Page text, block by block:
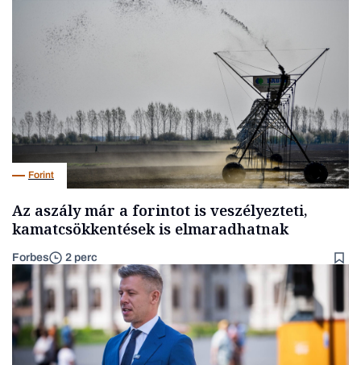
Forint
Az aszály már a forintot is veszélyezteti,
kamatcsökkentések is elmaradhatnak
Forbes 2 perc